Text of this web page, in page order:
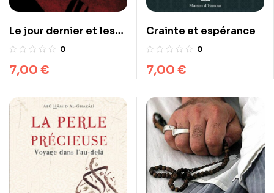
Le jour dernier et les
signes de la fin du
0
7,00 €
Crainte et espérance
0
7,00 €